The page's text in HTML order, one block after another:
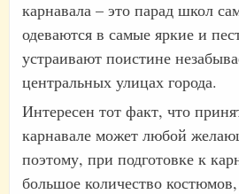
карнавала – это парад школ
одеваются в самые яркие и
устраивают поистине
центральных улицах города.
Интересен тот факт, что
карнавале может любой
поэтому, при подготовке к
большое количество